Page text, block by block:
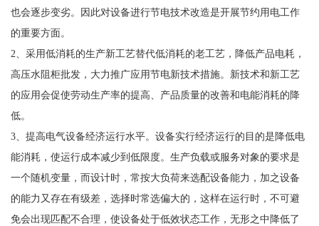
也会逐步变劣。因此对设备进行节电技术改造是开展节约用电工作
的重要方面。
2、采用低消耗的生产新工艺替代低消耗的老工艺，降低产品电耗，
高压水阻柜批发，大力推广应用节电新技术措施。新技术和新工艺
的应用会促使劳动生产率的提高、产品质量的改善和电能消耗的降
低。
3、提高电气设备经济运行水平。设备实行经济运行的目的是降低电
能消耗，使运行成本减少到低限度。生产负载或服务对象的要求是
一个随机变量，而设计时，常按大负荷来选配设备能力，加之设备
的能力又存在有级差，选择时常选偏大的，这样在运行时，不可避
免会出现匹配不合理，使设备处于低效状态工作，无形之中降低了